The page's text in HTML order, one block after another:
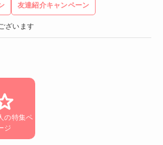
友達紹介キャンペーン
ざいます
の特集ペ
ジ